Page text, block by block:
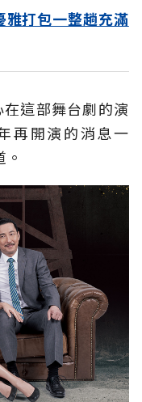
雅打包一整趟充滿
這部舞台劇的演
再開演的消息一